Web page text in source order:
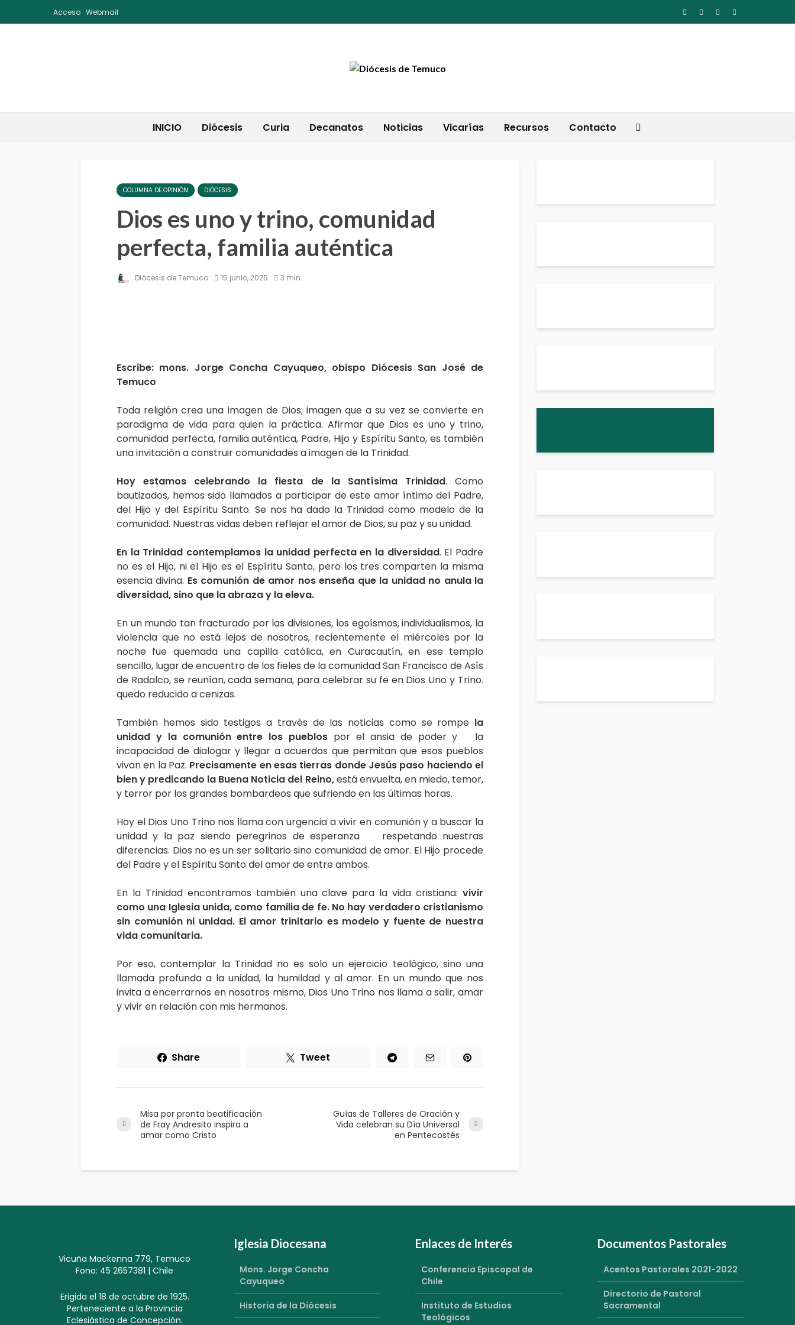
Acceso Webmail
INICIO Diócesis Curia Decanatos Noticias Vicarías Recursos Contacto
COLUMNA DE OPINIÒN DIÓCESIS
Dios es uno y trino, comunidad
perfecta, familia auténtica
Diócesis de Temuco 15 junio, 2025 3 min.
Escribe: mons. Jorge Concha Cayuqueo, obispo Diócesis San José de
Temuco
Toda religión crea una imagen de Dios; imagen que a su vez se convierte en
paradigma de vida para quien la práctica. Afirmar que Dios es uno y trino,
comunidad perfecta, familia auténtica, Padre, Hijo y Espíritu Santo, es también
una invitación a construir comunidades a imagen de la Trinidad.
Hoy estamos celebrando la fiesta de la Santísima Trinidad. Como
bautizados, hemos sido llamados a participar de este amor íntimo del Padre,
del Hijo y del Espíritu Santo. Se nos ha dado la Trinidad como modelo de la
comunidad. Nuestras vidas deben reflejar el amor de Dios, su paz y su unidad.
En la Trinidad contemplamos la unidad perfecta en la diversidad. El Padre
no es el Hijo, ni el Hijo es el Espíritu Santo, pero los tres comparten la misma
esencia divina. Es comunión de amor nos enseña que la unidad no anula la
diversidad, sino que la abraza y la eleva.
En un mundo tan fracturado por las divisiones, los egoísmos, individualismos, la
violencia que no está lejos de nosotros, recientemente el miércoles por la
noche fue quemada una capilla católica, en Curacautín, en ese templo
sencillo, lugar de encuentro de los fieles de la comunidad San Francisco de Asís
de Radalco, se reunían, cada semana, para celebrar su fe en Dios Uno y Trino.
quedo reducido a cenizas.
También hemos sido testigos a través de las noticias como se rompe la
unidad y la comunión entre los pueblos por el ansia de poder y la
incapacidad de dialogar y llegar a acuerdos que permitan que esos pueblos
vivan en la Paz. Precisamente en esas tierras donde Jesús paso haciendo el
bien y predicando la Buena Noticia del Reino,está envuelta, en miedo, temor,
y terror por los grandes bombardeos que sufriendo en las últimas horas.
Hoy el Dios Uno Trino nos llama con urgencia a vivir en comunión y a buscar la
unidad y la paz siendo peregrinos de esperanza respetando nuestras
diferencias. Dios no es un ser solitario sino comunidad de amor. El Hijo procede
del Padre y el Espíritu Santo del amor de entre ambos.
En la Trinidad encontramos también una clave para la vida cristiana: vivir
como una Iglesia unida, como familia de fe. No hay verdadero cristianismo
sin comunión ni unidad. El amor trinitario es modelo y fuente de nuestra
vida comunitaria.
Por eso, contemplar la Trinidad no es solo un ejercicio teológico, sino una
llamada profunda a la unidad, la humildad y al amor. En un mundo que nos
invita a encerrarnos en nosotros mismo, Dios Uno Trino nos llama a salir, amar
y vivir en relación con mis hermanos.
Share Tweet
Misa por pronta beatificación
de Fray Andresito inspira a
amar como Cristo
Guías de Talleres de Oración y
Vida celebran su Día Universal
en Pentecostés
Vicuña Mackenna 779, Temuco
Fono: 45 2657381 | Chile
Erigida el 18 de octubre de 1925.
Perteneciente a la Provincia
Eclesiástica de Concepción.
Iglesia Diocesana
Mons. Jorge Concha
Cayuqueo
Historia de la Diócesis
Enlaces de Interés
Conferencia Episcopal de
Chile
Instituto de Estudios
Teológicos
Documentos Pastorales
Acentos Pastorales 2021-2022
Directorio de Pastoral
Sacramental